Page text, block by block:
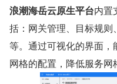
浪潮海岳云原生平台内置
括：网关管理、目标规
等。通过可视化的界面
网格的配置，降低服务网